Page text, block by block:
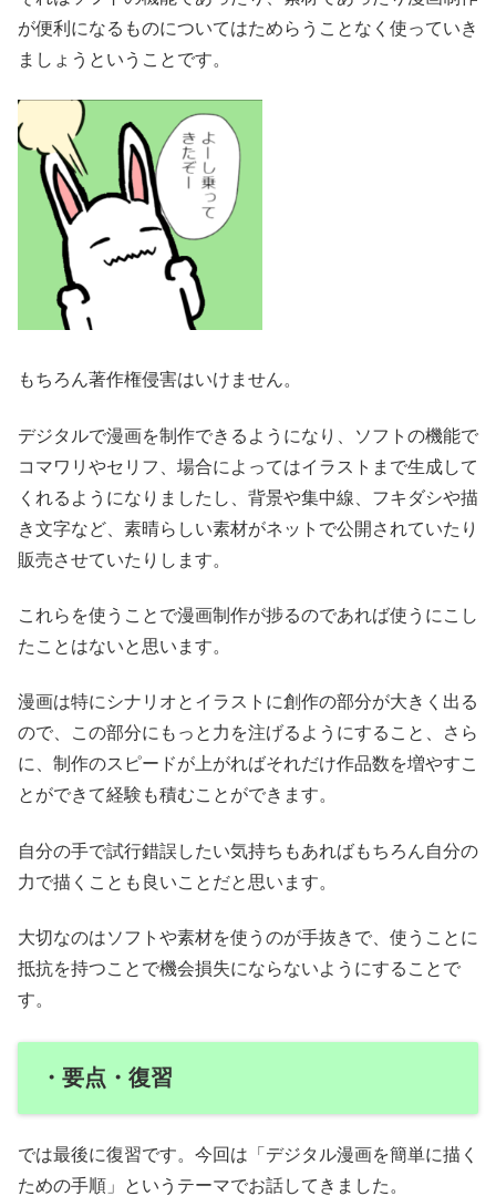
が便利になるものについてはためらうことなく使っていき
ましょうということです。
もちろん著作権侵害はいけません。
デジタルで漫画を制作できるようになり、ソフトの機能で
コマワリやセリフ、場合によってはイラストまで生成して
くれるようになりましたし、背景や集中線、フキダシや描
き文字など、素晴らしい素材がネットで公開されていたり
販売させていたりします。
これらを使うことで漫画制作が捗るのであれば使うにこし
たことはないと思います。
漫画は特にシナリオとイラストに創作の部分が大きく出る
ので、この部分にもっと力を注げるようにすること、さら
に、制作のスピードが上がればそれだけ作品数を増やすこ
とができて経験も積むことができます。
自分の手で試行錯誤したい気持ちもあればもちろん自分の
力で描くことも良いことだと思います。
大切なのはソフトや素材を使うのが手抜きで、使うことに
抵抗を持つことで機会損失にならないようにすることで
す。
・要点・復習
では最後に復習です。今回は「デジタル漫画を簡単に描く
ための手順」というテーマでお話してきました。